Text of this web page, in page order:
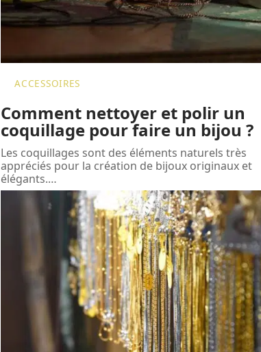
ACCESSOIRES
Comment nettoyer et polir un
coquillage pour faire un bijou ?
Les coquillages sont des éléments naturels très
appréciés pour la création de bijoux originaux et
élégants.…